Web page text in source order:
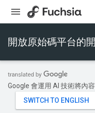
開放原始碼平台的
Google 會運用 AI 技術將內